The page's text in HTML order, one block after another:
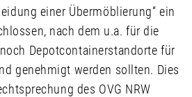
einer Übermöblierung“ ein
nach dem u.a. für die
Depotcontainerstandorte für
genehmigt werden sollten. Dies
des OVG NRW